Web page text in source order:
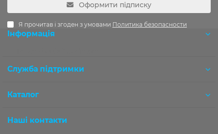
Оформити підписку
Я прочитав і згоден з умовами Политика безопасности
Інформація
Служба підтримки
Каталог
Наші контакти